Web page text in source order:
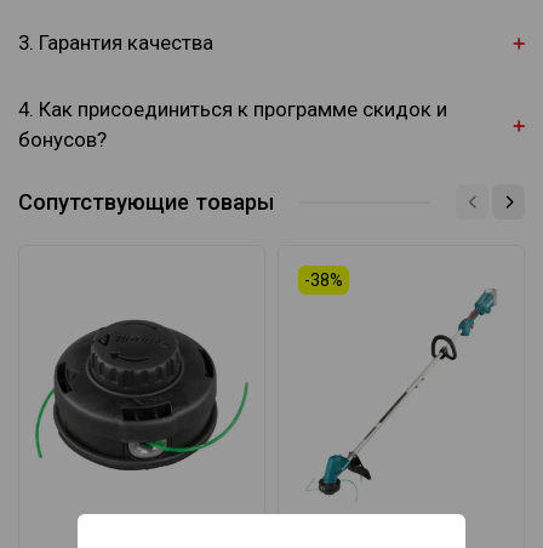
3. Гарантия качества
4. Как присоединиться к программе скидок и
бонусов?
Сопутствующие товары
-38%